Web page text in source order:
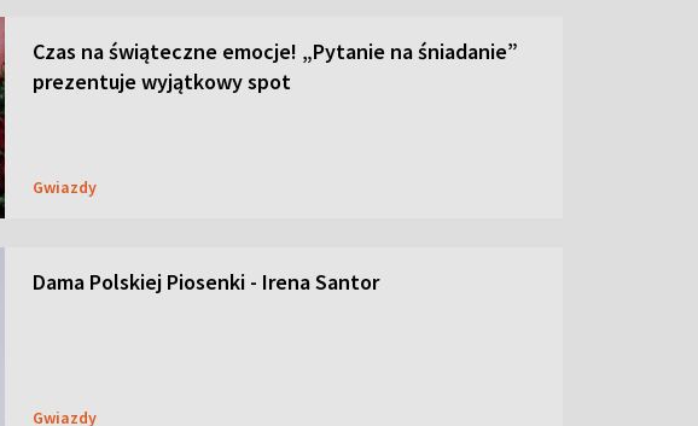
Czas na świąteczne emocje! „Pytanie na śniadanie”
prezentuje wyjątkowy spot
Gwiazdy
Dama Polskiej Piosenki - Irena Santor
Gwiazdy